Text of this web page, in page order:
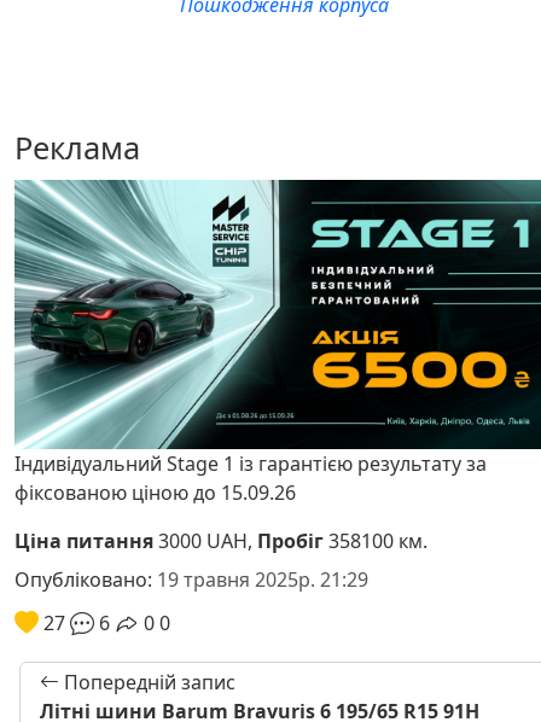
Реклама
Індивідуальний Stage 1 із гарантією результату за
фіксованою ціною до 15.09.26
Ціна питання3000 UAH, Пробіг358100 км.
Опубліковано: 19 травня 2025р. 21:29
27
6 00
Попередній запис
Літні шини Barum Bravuris 6 195/65 R15 91H